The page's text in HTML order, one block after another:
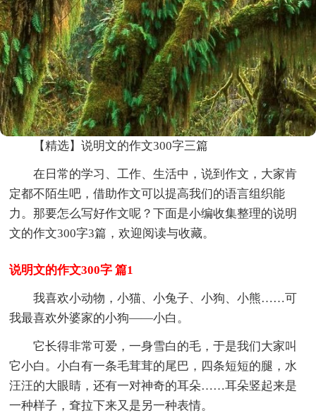
【精选】说明文的作文300字三篇
在日常的学习、工作、生活中，说到作文，大家肯
定都不陌生吧，借助作文可以提高我们的语言组织能
力。那要怎么写好作文呢？下面是小编收集整理的说明
文的作文300字3篇，欢迎阅读与收藏。
说明文的作文300字 篇1
我喜欢小动物，小猫、小兔子、小狗、小熊……可
我最喜欢外婆家的小狗——小白。
它长得非常可爱，一身雪白的毛，于是我们大家叫
它小白。小白有一条毛茸茸的尾巴，四条短短的腿，水
汪汪的大眼睛，还有一对神奇的耳朵……耳朵竖起来是
一种样子，耷拉下来又是另一种表情。